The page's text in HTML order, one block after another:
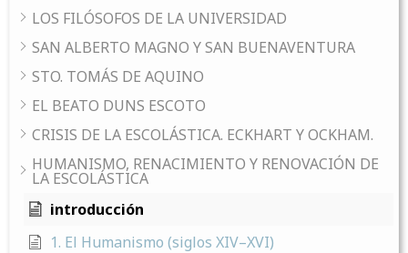
LOS FILÓSOFOS DE LA UNIVERSIDAD
SAN ALBERTO MAGNO Y SAN BUENAVENTURA
STO. TOMÁS DE AQUINO
EL BEATO DUNS ESCOTO
CRISIS DE LA ESCOLÁSTICA. ECKHART Y OCKHAM.
HUMANISMO, RENACIMIENTO Y RENOVACIÓN DE
LA ESCOLÁSTICA
introducción
1. El Humanismo (siglos XIV–XVI)